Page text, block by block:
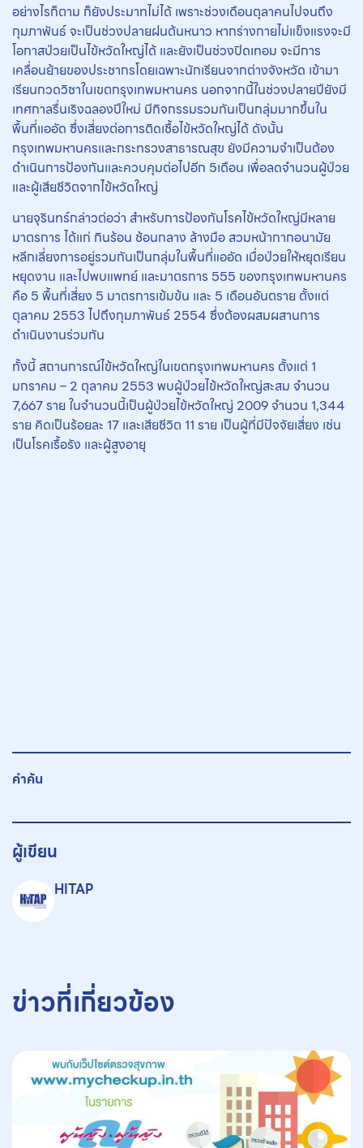
อย่างไรก็ตาม ก็ยังประมาทไม่ได้ เพราะช่วงเดือนตุลาคนไปจนถึง
กุมภาพันธ์ จะเป็นช่วงปลายฝนต้นหนาว หากร่างกายไม่แข็งแรงจะมี
โอกาสป่วยเป็นไข้หวัดใหญ่ได้ และยังเป็นช่วงปิดเทอม จะมีการ
เคลื่อนย้ายของประชากรโดยเฉพาะนักเรียนจากต่างจังหวัด เข้ามา
เรียนกวดวิชาในเขตกรุงเทพมหานคร นอกจากนี้ในช่วงปลายปียังมี
เทศกาลรื่นเริงฉลองปีใหม่ มีกิจกรรมรวมกันเป็นกลุ่มมากขึ้นใน
พื้นที่แออัด ซึ่งเสี่ยงต่อการติดเชื้อไข้หวัดใหญ่ได้ ดังนั้น
กรุงเทพมหานครและกระทรวงสาธารณสุข ยังมีความจำเป็นต้อง
ดำเนินการป้องกันและควบคุมต่อไปอีก 5เดือน เพื่อลดจำนวนผู้ป่วย
และผู้เสียชีวิตจากไข้หวัดใหญ่
นายจุรินทร์กล่าวต่อว่า สำหรับการป้องกันโรคไข้หวัดใหญ่มีหลาย
มาตรการ ได้แก่ กินร้อน ช้อนกลาง ล้างมือ สวมหน้ากากอนามัย
หลีกเลี่ยงการอยู่รวมกันเป็นกลุ่มในพื้นที่แออัด เมื่อป่วยให้หยุดเรียน
หยุดงาน และไปพบแพทย์ และมาตรการ 555 ของกรุงเทพมหานคร
คือ 5 พื้นที่เสี่ยง 5 มาตรการเข้มข้น และ 5 เดือนอันตราย ตั้งแต่
ตุลาคม 2553 ไปถึงกุมภาพันธ์ 2554 ซึ่งต้องผสมผสานการ
ดำเนินงานร่วมกัน
ทั้งนี้ สถานการณ์ไข้หวัดใหญ่ในเขตกรุงเทพมหานคร ตั้งแต่ 1
มกราคม – 2 ตุลาคม 2553 พบผู้ป่วยไข้หวัดใหญ่สะสม จำนวน
7,667 ราย ในจำนวนนี้เป็นผู้ป่วยไข้หวัดใหญ่ 2009 จำนวน 1,344
ราย คิดเป็นร้อยละ 17 และเสียชีวิต 11 ราย เป็นผู้ที่มีปัจจัยเสี่ยง เช่น
เป็นโรคเรื้อรัง และผู้สูงอายุ
คำค้น
ผู้เขียน
HITAP
ข่าวที่เกี่ยวข้อง